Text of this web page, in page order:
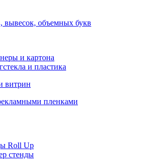
вывесок, объемных букв
и картона
и пластика
витрин
пленками
Roll Up
стенды